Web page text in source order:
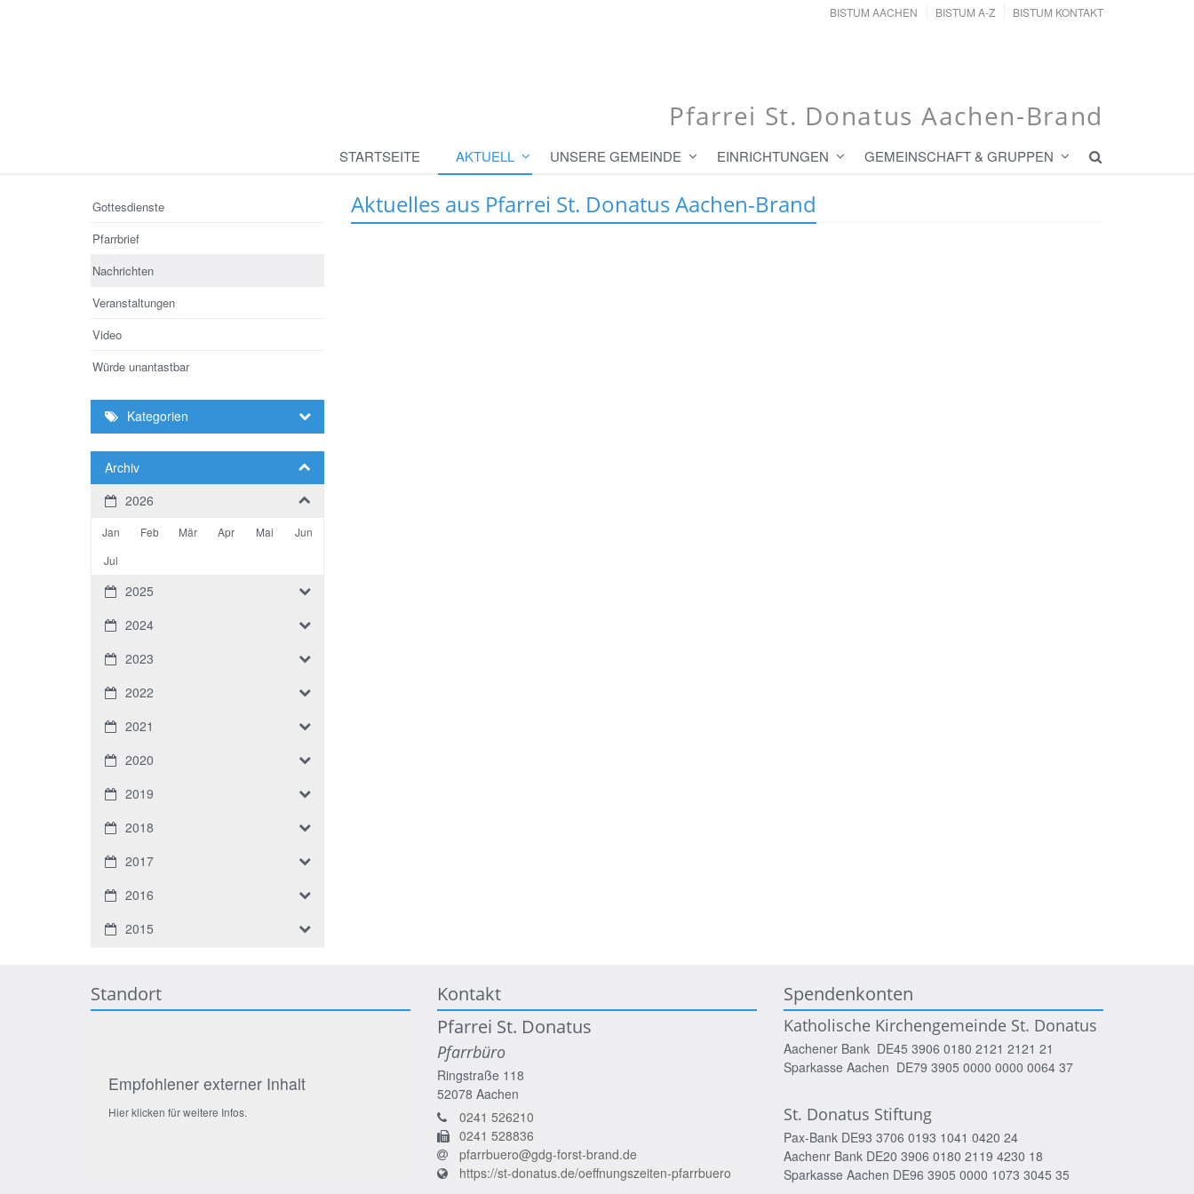
BISTUM AACHEN BISTUM A-Z BISTUM KONTAKT
Pfarrei St. Donatus Aachen-Brand
STARTSEITE AKTUELL UNSERE GEMEINDE EINRICHTUNGEN GEMEINSCHAFT & GRUPPEN
Aktuelles aus Pfarrei St. Donatus Aachen-Brand
Gottesdienste
Pfarrbrief
Nachrichten
Veranstaltungen
Video
Würde unantastbar
Kategorien
Archiv
2026
Jan Feb Mär Apr Mai
Jun
Jul
2025
2024
2023
2022
2021
2020
2019
2018
2017
2016
2015
Standort
Empfohlener externer Inhalt
Hier klicken für weitere Infos.
Kontakt
Pfarrei St. Donatus
Pfarrbüro
Ringstraße 118
52078 Aachen
0241 526210
0241 528836
pfarrbuero@gdg-forst-brand.de
https://st-donatus.de/oeffnungszeiten-pfarrbuero
Spendenkonten
Katholische Kirchengemeinde St. Donatus
Aachener Bank DE45 3906 0180 2121 2121 21
Sparkasse Aachen DE79 3905 0000 0000 0064 37
St. Donatus Stiftung
Pax-Bank DE93 3706 0193 1041 0420 24
Aachenr Bank DE20 3906 0180 2119 4230 18
Sparkasse Aachen DE96 3905 0000 1073 3045 35